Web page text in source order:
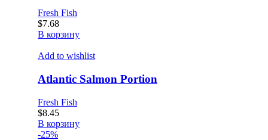
Fresh Fish
$7.68
В корзину
Add to wishlist
Atlantic Salmon Portion
Fresh Fish
$8.45
В корзину
-25%